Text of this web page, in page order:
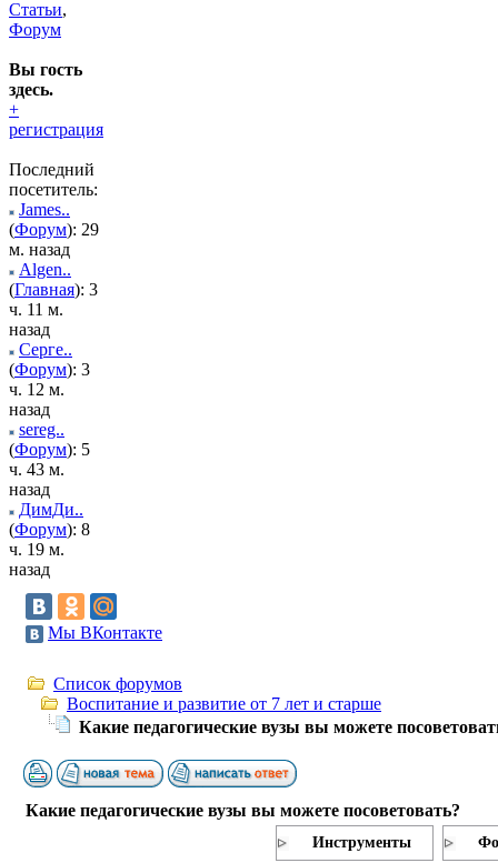
Статьи,
Форум
Вы гость
здесь.
+
регистрация
Последний
посетитель:
James..
(Форум): 29
м. назад
Algen..
(Главная): 3
ч. 11 м.
назад
Серге..
(Форум): 3
ч. 12 м.
назад
sereg..
(Форум): 5
ч. 43 м.
назад
ДимДи..
(Форум): 8
ч. 19 м.
назад
Мы ВКонтакте
Список форумов
Воспитание и развитие от 7 лет и старше
Какие педагогические вузы вы можете
Какие педагогические вузы вы можете посоветовать?
Инструменты